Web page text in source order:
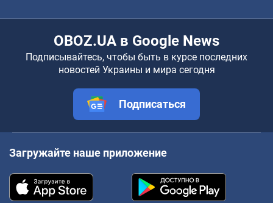
OBOZ.UA в Google News
Подписывайтесь, чтобы быть в курсе последних
новостей Украины и мира сегодня
Подписаться
Загружайте наше приложение